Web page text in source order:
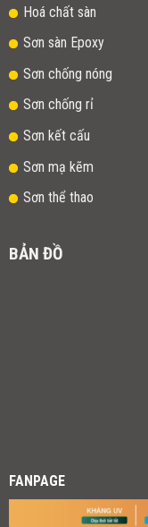
Hoá chất sàn
Sơn sàn Epoxy
Sơn chống nóng
Sơn chống rỉ
Sơn kết cấu
Sơn mạ kẽm
Sơn thể thao
BẢN ĐỒ
FANPAGE